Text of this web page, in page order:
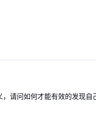
请问如何才能有效的发现自